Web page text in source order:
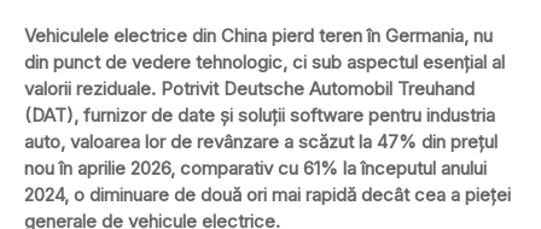
Vehiculele electrice din China pierd teren în Germania, nu
din punct de vedere tehnologic, ci sub aspectul esențial al
valorii reziduale. Potrivit Deutsche Automobil Treuhand
(DAT), furnizor de date și soluții software pentru industria
auto, valoarea lor de revânzare a scăzut la 47% din prețul
nou în aprilie 2026, comparativ cu 61% la începutul anului
2024, o diminuare de două ori mai rapidă decât cea a pieței
generale de vehicule electrice.